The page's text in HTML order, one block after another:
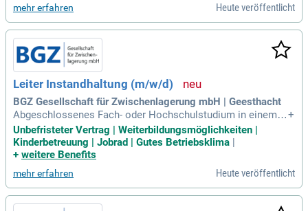
nt und tragen maßgeblich dazu bei, die Sicherheit, Gesundhe
it und den Schutz
mehr erfahren Heute veröffentlicht
Leiter Instandhaltung (m/w/d)
BGZ Gesellschaft für Zwischenlagerung mbH | Geesthacht
Abgeschlossenes Fach- oder Hochschulstudium in einem n
atur- oder ingenieurwissenschaftlichen Fach; Nennenswerte
Berufserfahrung in der Instandhaltung, vorzugsweise in kern
technischen Anlagen, wünschenswert; Einschlägige Kenntni
+
Unbefristeter Vertrag | Weiterbildungsmöglichkeiten |
Kinderbetreuung | Jobrad | Gutes Betriebsklima |
+ weitere Benefits
mehr erfahren Heute veröffentlicht